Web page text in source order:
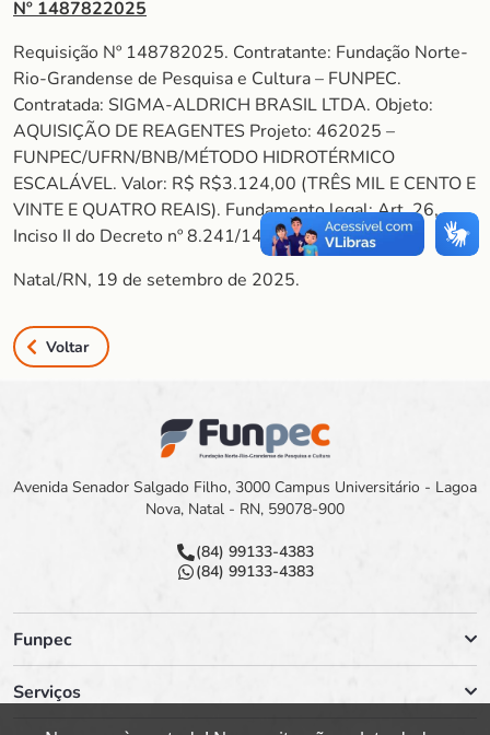
Nº 1487822025
Requisição Nº 148782025. Contratante: Fundação Norte-
Rio-Grandense de Pesquisa e Cultura – FUNPEC.
Contratada: SIGMA-ALDRICH BRASIL LTDA. Objeto:
AQUISIÇÃO DE REAGENTES Projeto: 462025 –
FUNPEC/UFRN/BNB/MÉTODO HIDROTÉRMICO
ESCALÁVEL. Valor: R$ R$3.124,00 (TRÊS MIL E CENTO E
VINTE E QUATRO REAIS). Fundamento legal: Art. 26,
Inciso II do Decreto nº 8.241/14.
Natal/RN, 19 de setembro de 2025.
Voltar
Avenida Senador Salgado Filho, 3000 Campus Universitário - Lagoa
Nova, Natal - RN, 59078-900
(84) 99133-4383
(84) 99133-4383
Funpec
Serviços